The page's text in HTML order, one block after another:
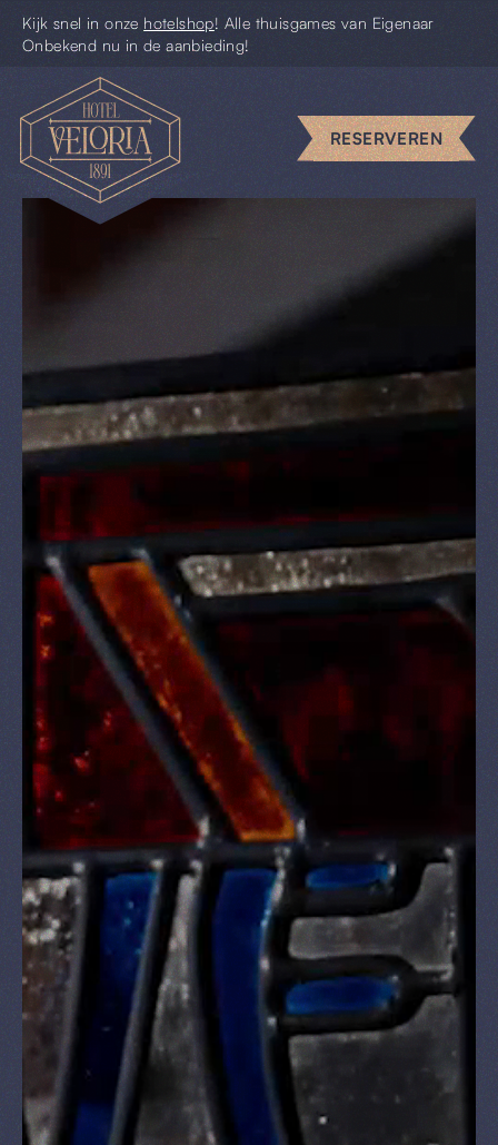
Kijk snel in onze hotelshop! Alle thuisgames van Eigenaar
Onbekend nu in de aanbieding!
RESERVEREN
Escape
rooms
Uniek
vergaderen
Pim
Uit
&
Thuis
Cadeaus
& Shop
Nieuws
RESERVEREN